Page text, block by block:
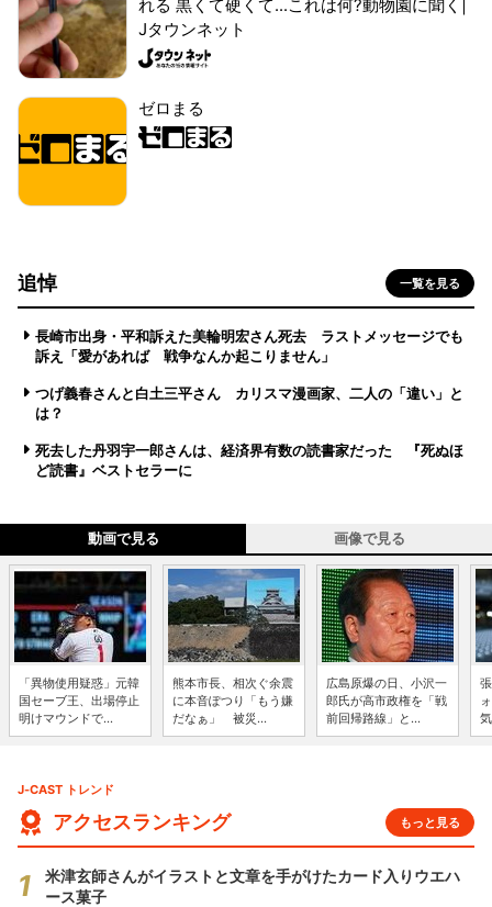
れる 黒くて硬くて...これは何?動物園に聞く|
Jタウンネット
ゼロまる
追悼 一覧を見る
長崎市出身・平和訴えた美輪明宏さん死去 ラストメッセージでも
訴え「愛があれば 戦争なんか起こりません」
つげ義春さんと白土三平さん カリスマ漫画家、二人の「違い」と
は？
死去した丹羽宇一郎さんは、経済界有数の読書家だった 『死ぬほ
ど読書』ベストセラーに
動画で見る 画像で見る
「異物使用疑惑」元韓
国セーブ王、出場停止
明けマウンドで...
熊本市長、相次ぐ余震
に本音ぽつり「もう嫌
だなぁ」 被災...
広島原爆の日、小沢一
郎氏が高市政権を「戦
前回帰路線」と...
J-CAST トレンド
アクセスランキング もっと見る
米津玄師さんがイラストと文章を手がけたカード入りウエハ
ース菓子